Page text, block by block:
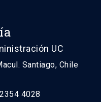
UC
Santiago, Chile
4028